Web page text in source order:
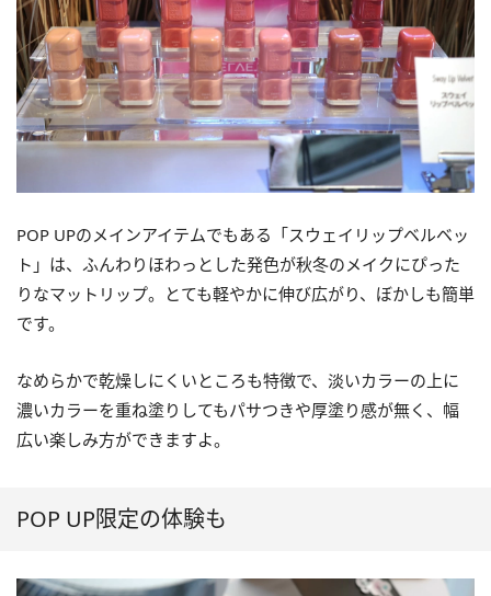
POP UPのメインアイテムでもある「スウェイリップベルベッ
ト」は、ふんわりほわっとした発色が秋冬のメイクにぴった
りなマットリップ。とても軽やかに伸び広がり、ぼかしも簡単
です。
なめらかで乾燥しにくいところも特徴で、淡いカラーの上に
濃いカラーを重ね塗りしてもパサつきや厚塗り感が無く、幅
広い楽しみ方ができますよ。
POP UP限定の体験も